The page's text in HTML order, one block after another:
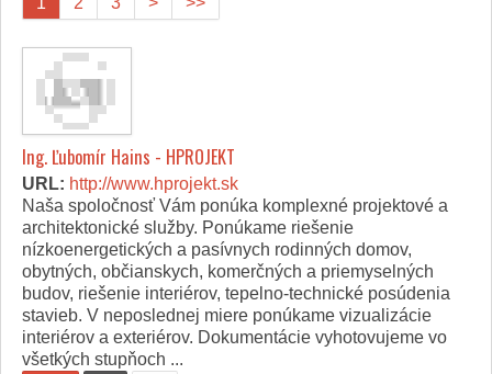
Ing. Ľubomír Hains - HPROJEKT
URL: http://www.hprojekt.sk
Naša spoločnosť Vám ponúka komplexné projektové a
architektonické služby. Ponúkame riešenie
nízkoenergetických a pasívnych rodinných domov,
obytných, občianskych, komerčných a priemyselných
budov, riešenie interiérov, tepelno-technické posúdenia
stavieb. V neposlednej miere ponúkame vizualizácie
interiérov a exteriérov. Dokumentácie vyhotovujeme vo
všetkých stupňoch ...